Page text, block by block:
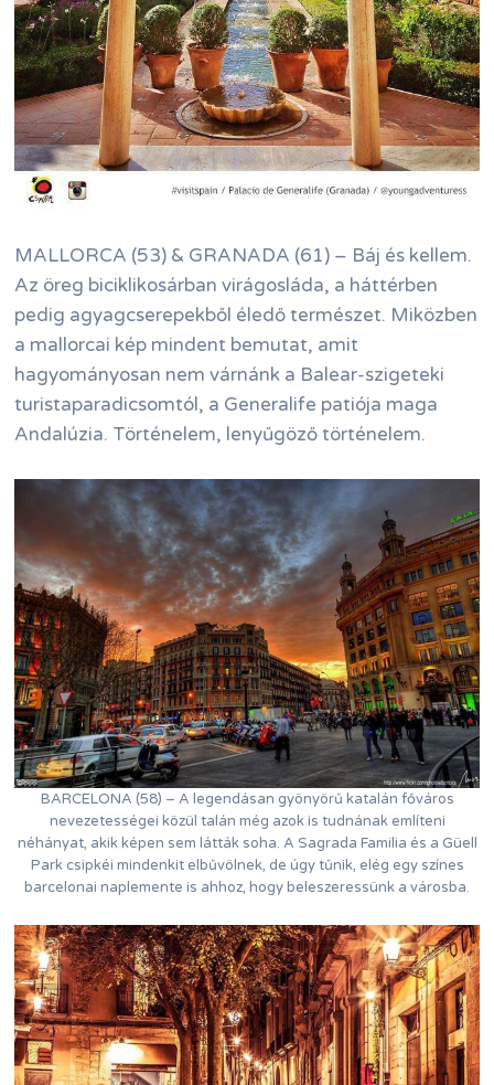
MALLORCA (53) & GRANADA (61) – Báj és kellem.
Az öreg biciklikosárban virágosláda, a háttérben
pedig agyagcserepekből éledő természet. Miközben
a mallorcai kép mindent bemutat, amit
hagyományosan nem várnánk a Balear-szigeteki
turistaparadicsomtól, a Generalife patiója maga
Andalúzia. Történelem, lenyűgöző történelem.
BARCELONA (58) – A legendásan gyönyörű katalán főváros
nevezetességei közül talán még azok is tudnának említeni
néhányat, akik képen sem látták soha. A Sagrada Familia és a Güell
Park csipkéi mindenkit elbűvölnek, de úgy tűnik, elég egy színes
barcelonai naplemente is ahhoz, hogy beleszeressünk a városba.